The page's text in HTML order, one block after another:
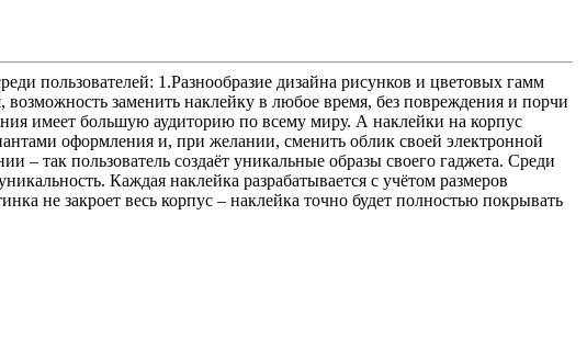
пользователей: 1.Разнообразие дизайна рисунков и цветовых гамм
заменить наклейку в любое время, без повреждения и порчи
имеет большую аудиторию по всему миру. А наклейки на корпус
оформления и, при желании, сменить облик своей электронной
так пользователь создаёт уникальные образы своего гаджета. Среди
Каждая наклейка разрабатывается с учётом размеров
не закроет весь корпус – наклейка точно будет полностью покрывать